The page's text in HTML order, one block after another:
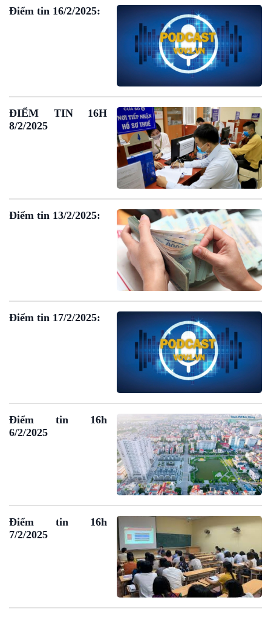
Podcast
Góc nhìn VOV1
Bình luận
10 phút Sự kiện - Luận bàn
Câu chuyện thời sự
Dòng chảy sự kiện
Đối thoại
Diễn đàn chủ nhật
Chuyện đêm
Các chương trình đặc biệt
Điểm tin 16/2/2025:
ĐIỂM TIN 16H
8/2/2025
Điểm tin 13/2/2025:
Điểm tin 17/2/2025:
Điểm tin 16h
6/2/2025
Điểm tin 16h
7/2/2025